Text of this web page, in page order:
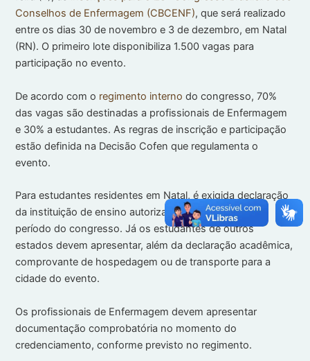
Conselhos de Enfermagem (CBCENF), que será realizado
entre os dias 30 de novembro e 3 de dezembro, em Natal
(RN). O primeiro lote disponibiliza 1.500 vagas para
participação no evento.
De acordo com o regimento interno do congresso, 70%
das vagas são destinadas a profissionais de Enfermagem
e 30% a estudantes. As regras de inscrição e participação
estão definida na Decisão Cofen que regulamenta o
evento.
Para estudantes residentes em Natal, é exigida declaração
da instituição de ensino autorizando a participação no
período do congresso. Já os estudantes de outros
estados devem apresentar, além da declaração acadêmica,
comprovante de hospedagem ou de transporte para a
cidade do evento.
Os profissionais de Enfermagem devem apresentar
documentação comprobatória no momento do
credenciamento, conforme previsto no regimento.